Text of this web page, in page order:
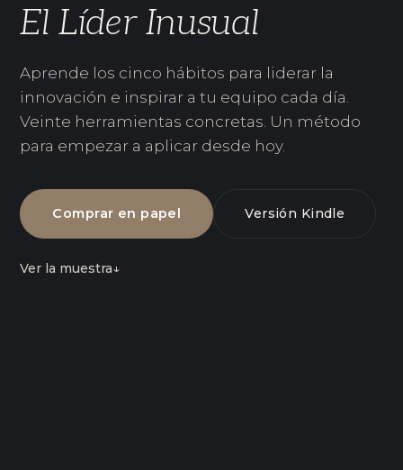
El Líder Inusual
Aprende los cinco hábitos para liderar la
innovación e inspirar a tu equipo cada día.
Veinte herramientas concretas. Un método
para empezar a aplicar desde hoy.
Comprar en papel Versión Kindle
Ver la muestra↓